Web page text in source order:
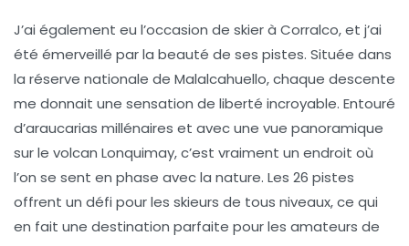
J’ai également eu l’occasion de skier à Corralco, et j’ai
été émerveillé par la beauté de ses pistes. Située dans
la réserve nationale de Malalcahuello, chaque descente
me donnait une sensation de liberté incroyable. Entouré
d’araucarias millénaires et avec une vue panoramique
sur le volcan Lonquimay, c’est vraiment un endroit où
l’on se sent en phase avec la nature. Les 26 pistes
offrent un défi pour les skieurs de tous niveaux, ce qui
en fait une destination parfaite pour les amateurs de